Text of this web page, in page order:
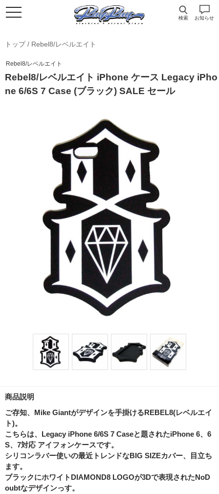
検索 お知らせ
トップ/ Rebel8/レベルエイト
Rebel8/レベルエイト
Rebel8/レベルエイト iPhone ケース Legacy iPho
ne 6/6S 7 Case (ブラック) SALE セール
商品説明
ご存知、Mike Giantがデザインを手掛けるREBEL8(レベルエイ
ト)。
こちらは、Legacy iPhone 6/6S 7 Caseと題されたiPhone 6、6
S、7対応 アイフォンケースです。
シリコンラバー使いの最近トレンドなBIG SIZEカバー、目立ち
ます。
ブラックにホワイトDIAMOND8 LOGOが3Dで表現されたNoD
oubtなデザインっす。